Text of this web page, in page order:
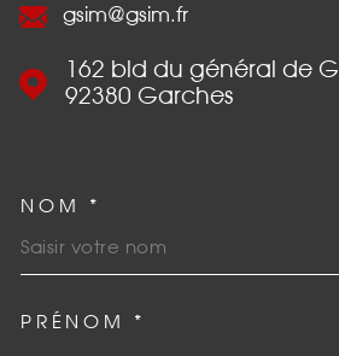
gsim@gsim.fr
162 bld du général de
92380
Garches
NOM *
PRÉNOM *